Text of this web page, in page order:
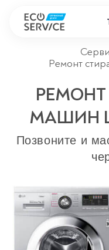
Ремонт
Ремонт крупно
Ремонт офисной
Ремонт цифровой
Сервисные центры
Ремонт
МАШИН
Позвоните и